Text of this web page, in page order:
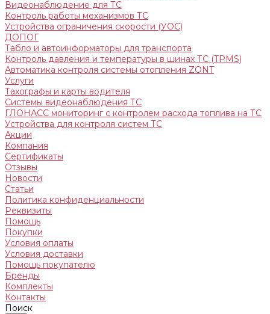
Видеонаблюдение для ТС
Контроль работы механизмов ТС
Устройства ограничения скорости (УОС)
ДОПОГ
Табло и автоинформаторы для транспорта
Контроль давления и температуры в шинах ТС (TPMS)
Автоматика контроля системы отопления ZONT
Услуги
Тахографы и карты водителя
Системы видеонаблюдения ТС
ГЛОНАСС мониторинг c контролем расхода топлива на ТС
Устройства для контроля систем ТС
Акции
Компания
Сертификаты
Отзывы
Новости
Статьи
Политика конфиденциальности
Реквизиты
Помощь
Покупки
Условия оплаты
Условия доставки
Помощь покупателю
Бренды
Комплекты
Контакты
Поиск